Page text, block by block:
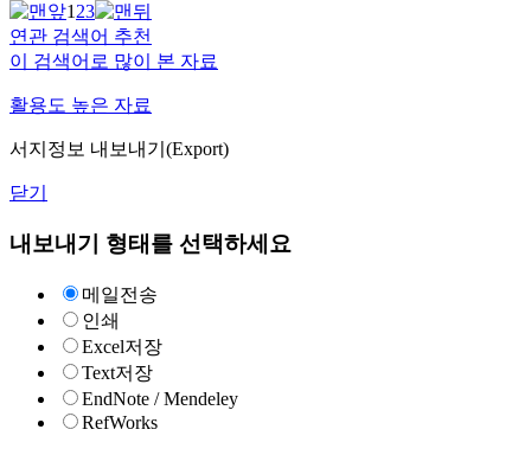
123
연관 검색어 추천
이 검색어로 많이 본 자료
활용도 높은 자료
서지정보 내보내기(Export)
닫기
내보내기 형태를 선택하세요
메일전송
인쇄
Excel저장
Text저장
EndNote / Mendeley
RefWorks